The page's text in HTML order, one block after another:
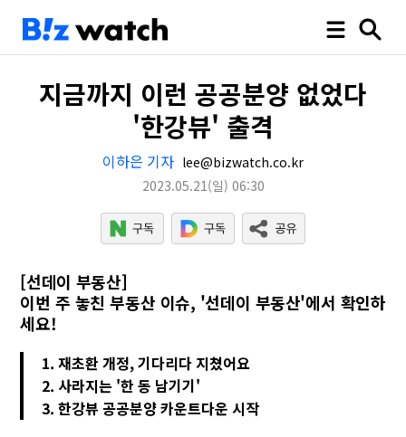
지금까지 이런 공공분양 없었다
'한강뷰' 출격
이하은 기자 lee@bizwatch.co.kr
2023.05.21(일) 06:30
[선데이 부동산]
이번 주 놓친 부동산 이슈, '선데이 부동산'에서 확인하
세요!
1. 재초환 개정, 기다리다 지쳤어요
2. 사라지는 '한 동 남기기'
3. 한강뷰 공공분양 카운트다운 시작